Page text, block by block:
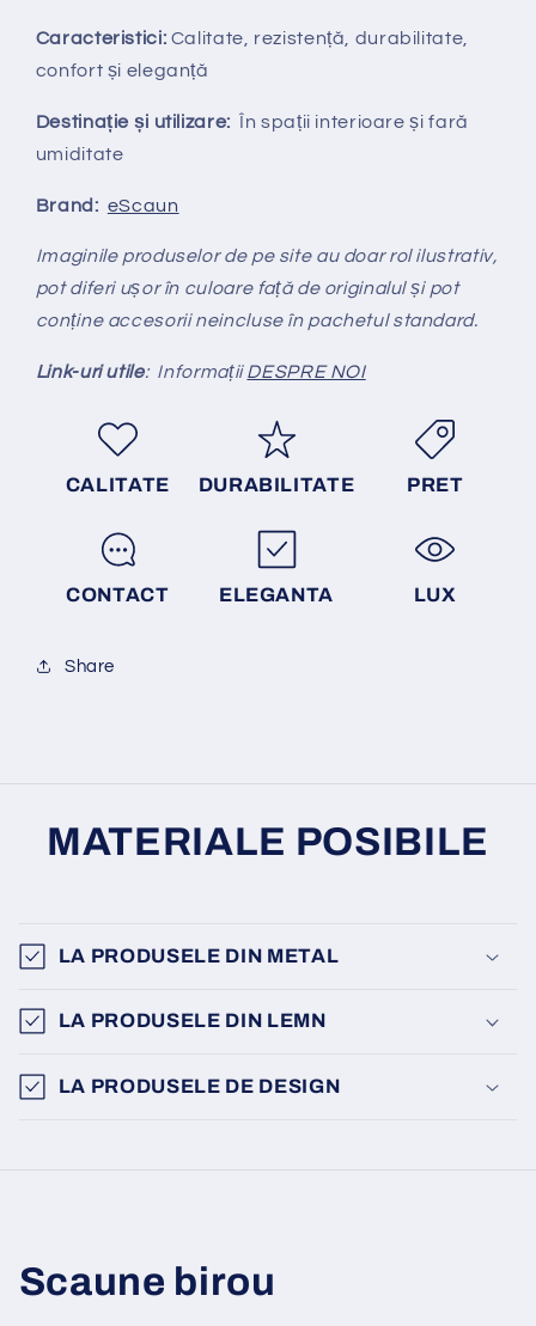
Caracteristici: Calitate, rezistență, durabilitate,
confort și eleganță
Destinație și utilizare: În spații interioare și fară
umiditate
Brand: eScaun
Imaginile produselor de pe site au doar rol ilustrativ,
pot diferi ușor în culoare față de originalul și pot
conține accesorii neincluse în pachetul standard.
Link-uri utile: InformațiiDESPRE NOI
CALITATE DURABILITATE PRET
CONTACT ELEGANTA LUX
Share
MATERIALE POSIBILE
LA PRODUSELE DIN METAL
LA PRODUSELE DIN LEMN
LA PRODUSELE DE DESIGN
Scaune birou